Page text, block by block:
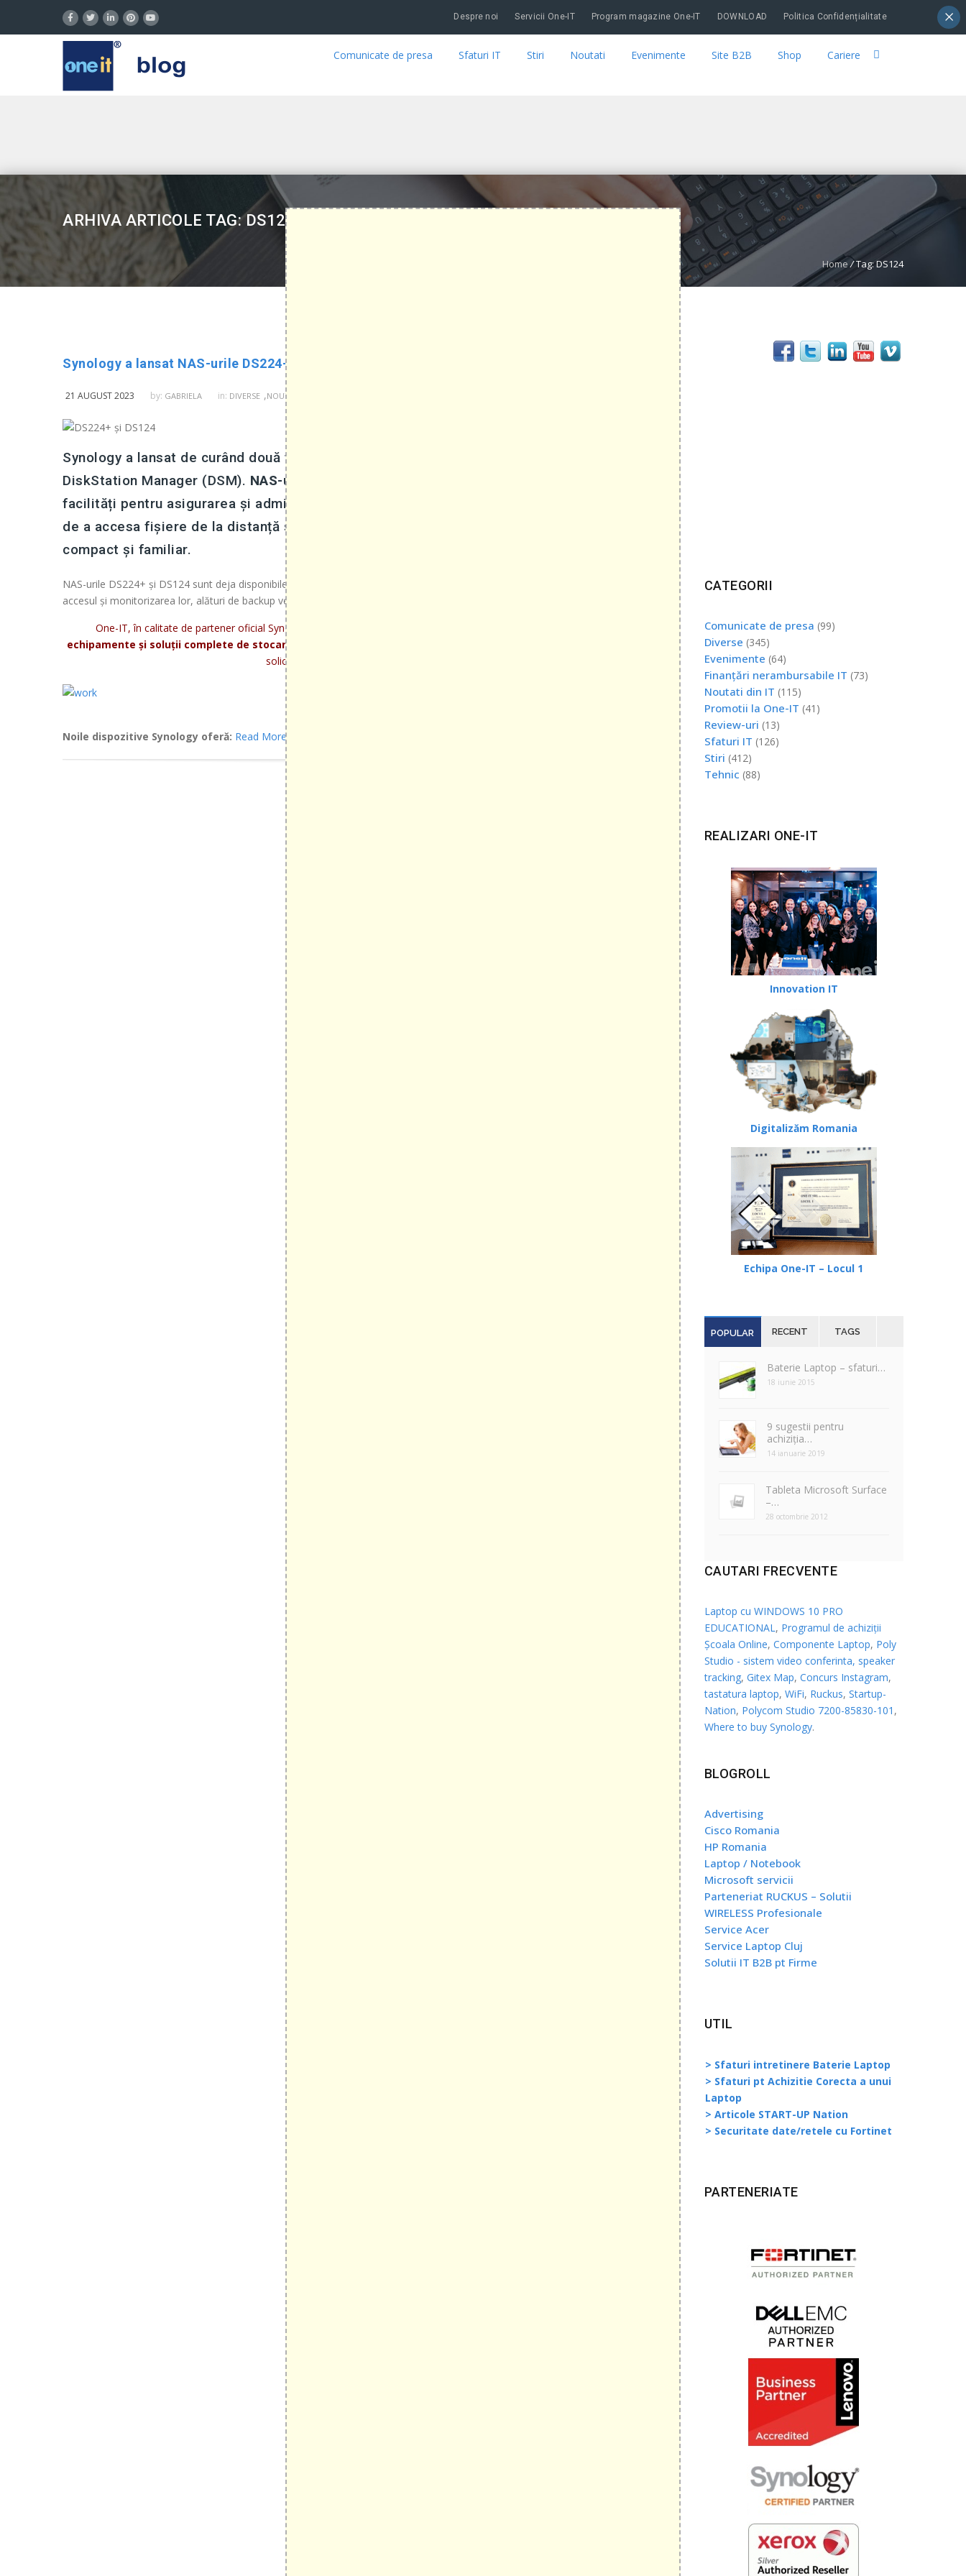
Despre noi Servicii One-IT Program magazine One-IT DOWNLOAD Politica Confidențialitate
Comunicate de presa Sfaturi IT Stiri Noutati Evenimente Site B2B Shop Cariere
ARHIVA ARTICOLE TAG: DS124 ARCHIVES - ONE-IT BLOG
Home /Tag: DS124
Synology a lansat NAS-urile DS224+ și DS124 – ideale pentru companiile mici
21 AUGUST 2023 by: GABRIELA in: DIVERSE ,NOUTATI DIN IT
Synology a lansat de curând două versiuni de NAS-uri, ambele funcționând pe baza
DiskStation Manager (DSM). NAS-urile DS224+ și DS124
facilități pentru asigurarea și administrarea datelor esențiale ale companiilor, posibilitatea
de a accesa fișiere de la distanță și monitorizarea proprietăților fizice, toate într-un format
compact și familiar.
NAS-urile DS224+ și DS124 sunt deja disponibile pentru firmele care vor să asigure gestionarea simplificată a fișierelor importante,
accesul și monitorizarea lor, alături de backup versatil al datelor.
One-IT, în calitate de partener oficial Synology, îți pune la dispoziție noile modele de NAS-uri și
echipamente și soluții complete de stocare și backup
solicitare, iar echipa noastră te va contacta:
Noile dispozitive Synology oferă: Read More »
CATEGORII
Comunicate de presa (99)
Diverse (345)
Evenimente (64)
Finanțări nerambursabile IT (73)
Noutati din IT (115)
Promotii la One-IT (41)
Review-uri (13)
Sfaturi IT (126)
Stiri (412)
Tehnic (88)
REALIZARI ONE-IT
Innovation IT
Digitalizăm Romania
Echipa One-IT – Locul 1
POPULAR RECENT TAGS
Baterie Laptop – sfaturi…
18 iunie 2015
9 sugestii pentru
achiziția…
14 ianuarie 2019
Tableta Microsoft Surface
–…
28 octombrie 2012
CAUTARI FRECVENTE
Laptop cu WINDOWS 10 PRO
EDUCATIONAL , Programul de achiziții
Școala Online, Componente Laptop, Poly
Studio - sistem video conferinta, speaker
tracking, Gitex Map, Concurs Instagram,
tastatura laptop, WiFi, Ruckus, Startup-
Nation, Polycom Studio 7200-85830-101 ,
Where to buy Synology.
BLOGROLL
Advertising
Cisco Romania
HP Romania
Laptop / Notebook
Microsoft servicii
Parteneriat RUCKUS – Solutii
WIRELESS Profesionale
Service Acer
Service Laptop Cluj
Solutii IT B2B pt Firme
UTIL
> Sfaturi intretinere Baterie Laptop
> Sfaturi pt Achizitie Corecta a unui
Laptop
> Articole START-UP Nation
> Securitate date/retele cu Fortinet
PARTENERIATE
×